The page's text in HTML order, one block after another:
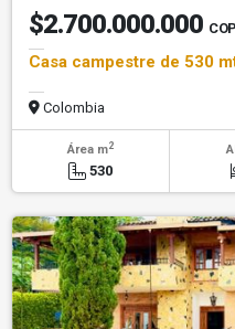
$2.700.000.000 COP
Casa campestre de 530
Colombia
Área m2
530